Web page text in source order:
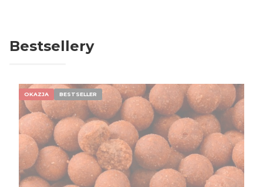
Bestsellery
OKAZJA BESTSELLER